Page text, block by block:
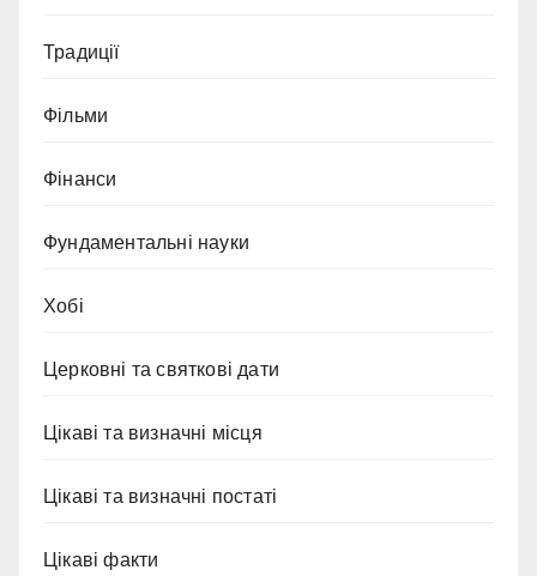
Традиції
Фільми
Фінанси
Фундаментальні науки
Хобі
Церковні та святкові дати
Цікаві та визначні місця
Цікаві та визначні постаті
Цікаві факти